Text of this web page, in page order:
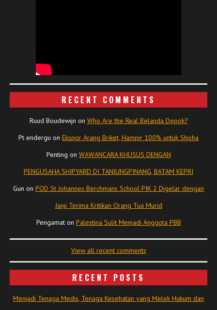
RECENT COMMENTS
Ruud Boudewijn on Who Are the Real Belanda Depok?
Pt endergu on Ekspor Arang Briket, Hampir 100% untuk Shisha
Penting on WAWANCARA KHUSUS DENGAN
PENGUSAHA SHIPYARD DI TANJUNGPINANG, BATAM KEPRI
Gun on POD St Johannes Berchmans School PIK 2 Digelar dengan
Janji Terima Kritikan Orang Tua Murid
Pengamaton Palestina Sulit Menjadi Anggota PBB
View all recent comments
RECENT POSTS
Menjadi Tenaga Medis, Tenaga Kesehatan yang Melek Hukum dan